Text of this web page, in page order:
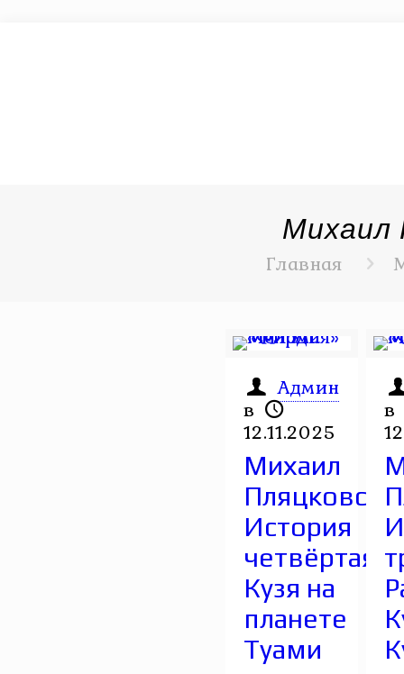
Михаил
Главная
Админ
в
12.11.2025
Михаил
История
четвёртая.
Кузя на
планете
Туами
в